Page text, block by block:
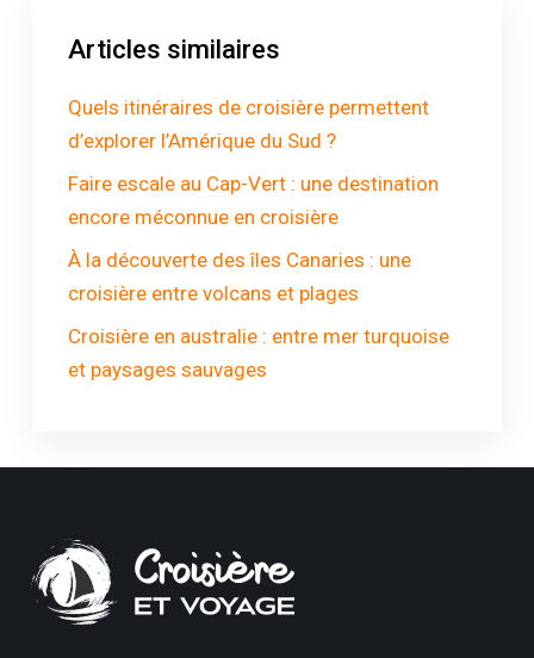
Articles similaires
Quels itinéraires de croisière permettent
d’explorer l’Amérique du Sud ?
Faire escale au Cap-Vert : une destination
encore méconnue en croisière
À la découverte des îles Canaries : une
croisière entre volcans et plages
Croisière en australie : entre mer turquoise
et paysages sauvages